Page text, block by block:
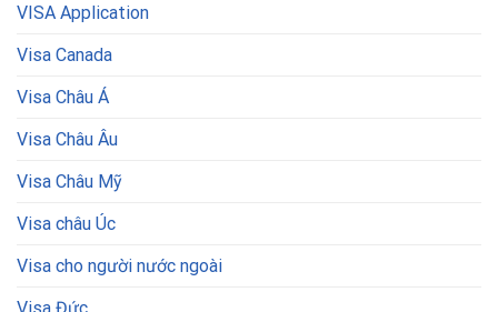
VISA Application
Visa Canada
Visa Châu Á
Visa Châu Âu
Visa Châu Mỹ
Visa châu Úc
Visa cho người nước ngoài
Visa Đức